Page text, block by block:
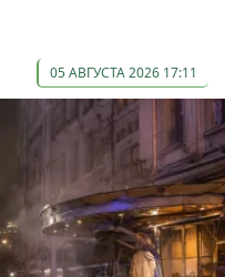
05 АВГУСТА 2026 17:11